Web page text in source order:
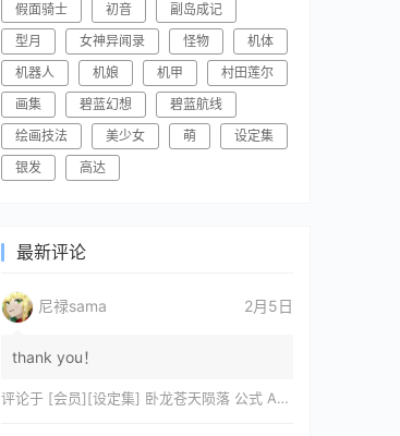
假面骑士
初音
副岛成记
型月
女神异闻录 怪物
机体
机器人
机娘 机甲
村田莲尔
画集
碧蓝幻想
碧蓝航线
绘画技法
美少女 萌
设定集
银发
高达
最新评论
尼禄sama 2月5日
thank you！
评论于 [会员][设定集] 卧龙苍天陨落 公式 ARTWORKS[DL]